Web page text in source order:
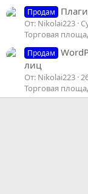
Продам
От: Nikolai223
Торговая
Продам
лиц
От: Nikolai223
Торговая